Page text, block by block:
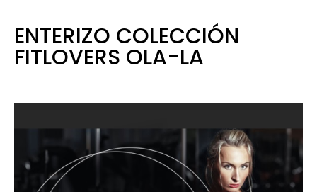
ENTERIZO COLECCIÓN
FITLOVERS OLA-LA